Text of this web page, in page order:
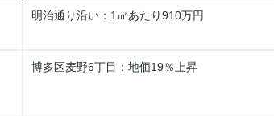
明治通り沿い：1㎡あたり910万円
博多区麦野6丁目：地価19％上昇